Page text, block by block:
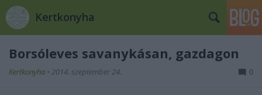
Kertkonyha
Borsóleves savanykásan, gazdagon
Kertkonyha • 2014. szeptember 24. 0